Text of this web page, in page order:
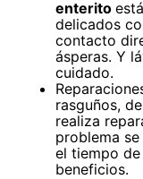
enterito
delicados
contacto
ásperas. Y
cuidado.
rasguños,
realiza
problema
el tiempo
beneficios.